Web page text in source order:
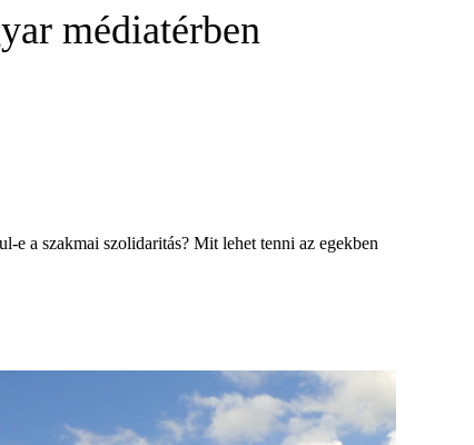
médiatérben
a szakmai szolidaritás? Mit lehet tenni az egekben